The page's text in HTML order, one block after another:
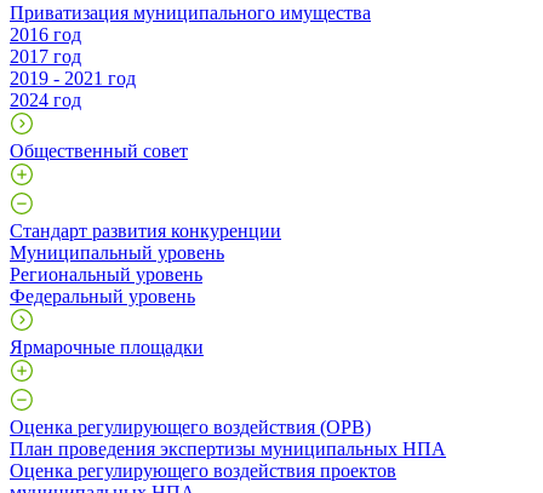
Приватизация муниципального имущества
2016 год
2017 год
2019 - 2021 год
2024 год
Общественный совет
Стандарт развития конкуренции
Муниципальный уровень
Региональный уровень
Федеральный уровень
Ярмарочные площадки
Оценка регулирующего воздействия (ОРВ)
План проведения экспертизы муниципальных НПА
Оценка регулирующего воздействия проектов